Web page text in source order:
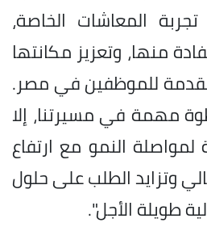
المعاشات الخاصة،
منها، وتعزيز مكانتها
للموظفين في مصر.
مهمة في مسيرتنا، إلا
لمواصلة النمو مع ارتفاع
وتزايد الطلب على حلول
طويلة الأجل".